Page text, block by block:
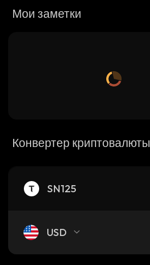
Мои заметки
Конвертер криптовалюты
SN125
USD